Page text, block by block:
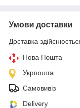
Умови доставки
Доставка
Нова Пошта
Укрпошта
Самовивіз
Delivery